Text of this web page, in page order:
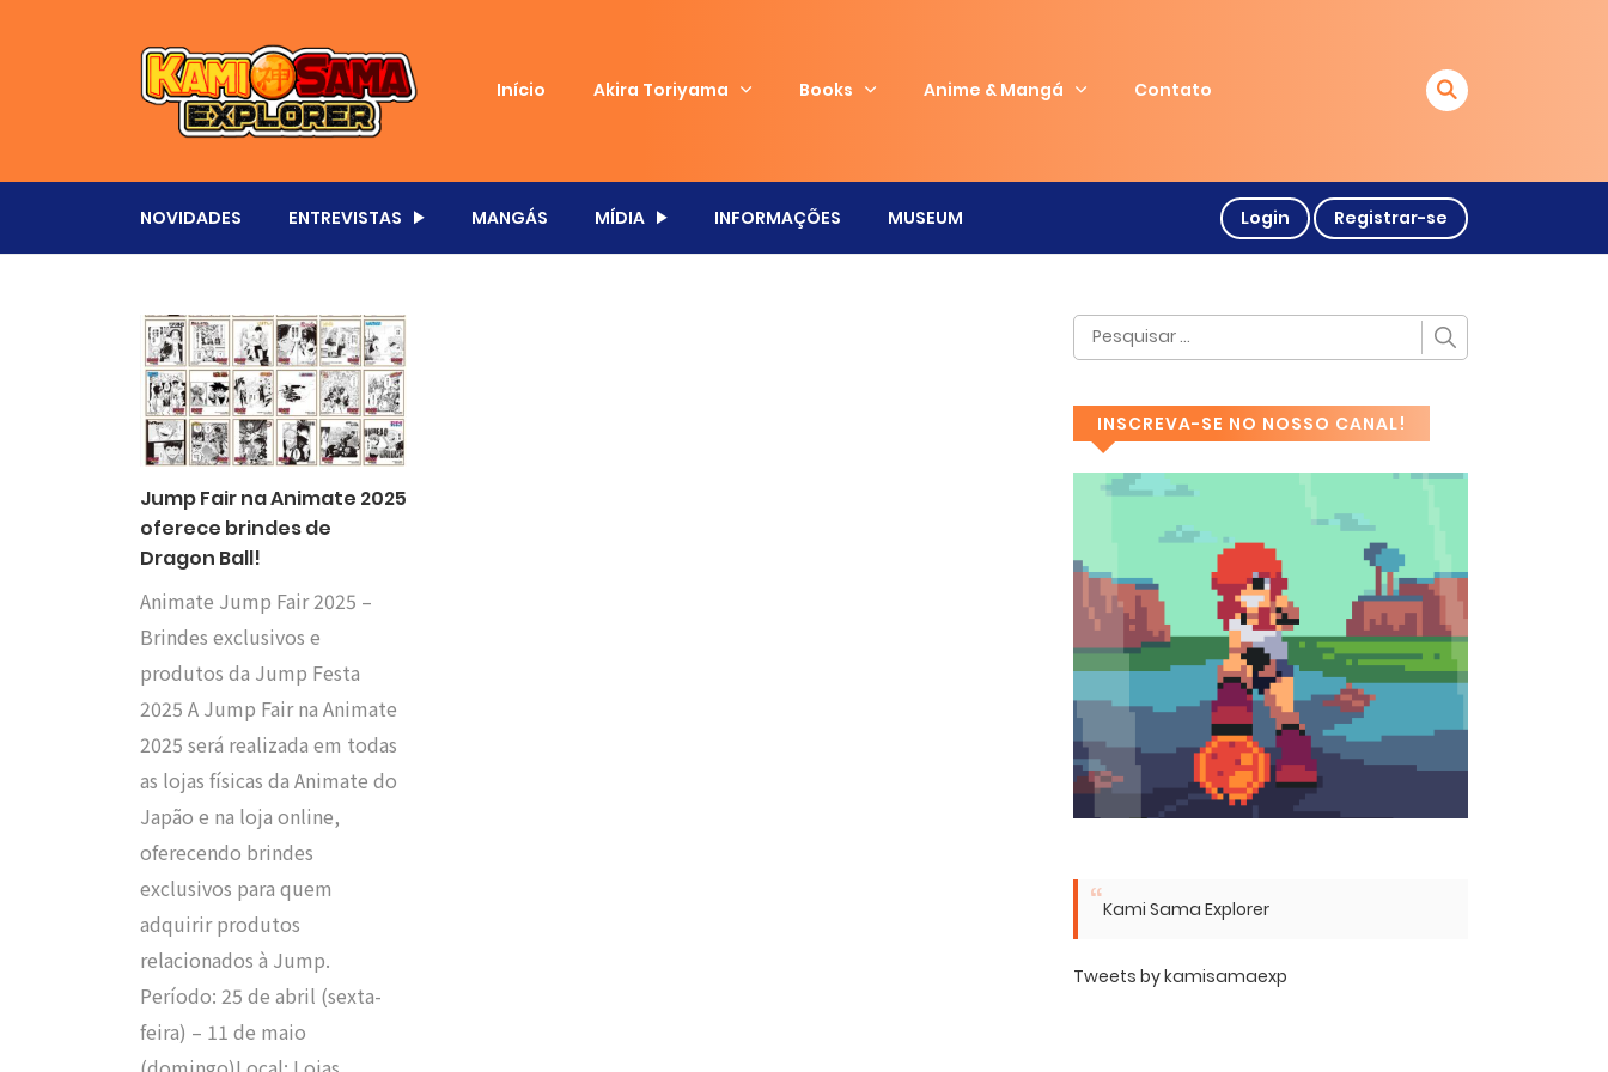
Início Akira Toriyama Books Anime & Mangá Contato
NOVIDADES ENTREVISTAS MANGÁS MÍDIA INFORMAÇÕES MUSEUM Login Registrar-se
Jump Fair na Animate 2025
oferece brindes de
Dragon Ball!
Animate Jump Fair 2025 –
Brindes exclusivos e
produtos da Jump Festa
2025 A Jump Fair na Animate
2025 será realizada em todas
as lojas físicas da Animate do
Japão e na loja online,
oferecendo brindes
exclusivos para quem
adquirir produtos
relacionados à Jump.
Período: 25 de abril (sexta-
feira) – 11 de maio
INSCREVA-SE NO NOSSO CANAL!
Kami Sama Explorer
Tweets by kamisamaexp